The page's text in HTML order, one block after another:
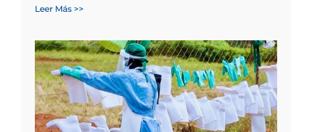
Leer Más >>